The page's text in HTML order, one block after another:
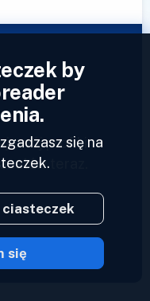
swój profil i
teraz.
by
się na
ciasteczek
się